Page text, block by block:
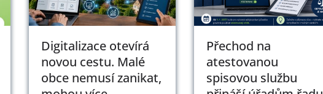
Digitalizace otevírá
novou cestu. Malé
obce nemusí zanikat,
Přechod na
atestovanou
spisovou službu